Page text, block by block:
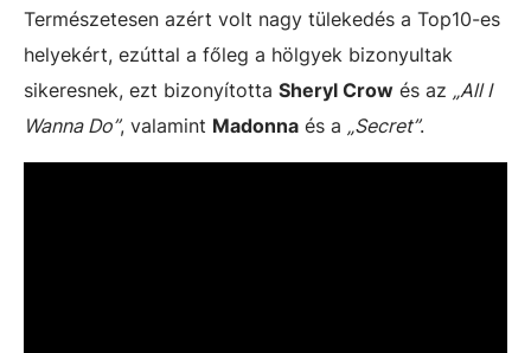
Természetesen azért volt nagy tülekedés a Top10-es
helyekért, ezúttal a főleg a hölgyek bizonyultak
sikeresnek, ezt bizonyította Sheryl Crow és az „All I
Wanna Do”, valamint Madonna és a „Secret”.